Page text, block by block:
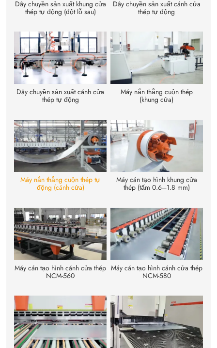
Dây chuyền sản xuất khung cửa
thép tự động (đột lỗ sau)
Dây chuyền sản xuất cánh cửa
thép tự động
Dây chuyền sản xuất cánh cửa
thép tự động
Máy nắn thẳng cuộn thép
(khung cửa)
Máy nắn thẳng cuộn thép tự
động (cánh cửa)
Máy cán tạo hình khung cửa
thép (tấm 0.6–1.8 mm)
Máy cán tạo hình cánh cửa thép
NCM-560
Máy cán tạo hình cánh cửa thép
NCM-580